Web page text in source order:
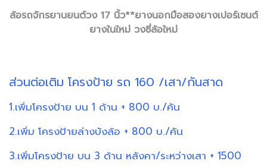
ล้อรถจักรยานยนต์วง 17 นิ้ว**ยางนอกมือสองยางเปอร์เซนต์
ยางในใหม่ วงซี่ล้อใหม่
ส่วนต่อเติม โครงป้าย รถ 160 /เสา/กันสาด
1.เพิ่มโครงป้าย บน 1 ด้าน + 800 บ./คัน
2.เพิ่ม โครงป้ายล่างบังล้อ + 800 บ./คัน
3.เพิ่มโครงป้าย บน 3 ด้าน หลังคา/ระหว่างเสา + 1500